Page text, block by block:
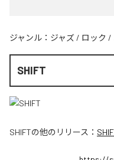
ジャンル： ジャズ / ロック /
SHIFT
SHIFTの他のリリース：